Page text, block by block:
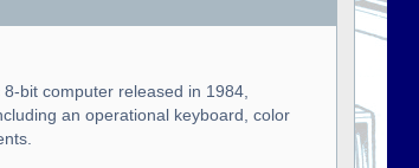
bit computer released in 1984,
an operational keyboard, color